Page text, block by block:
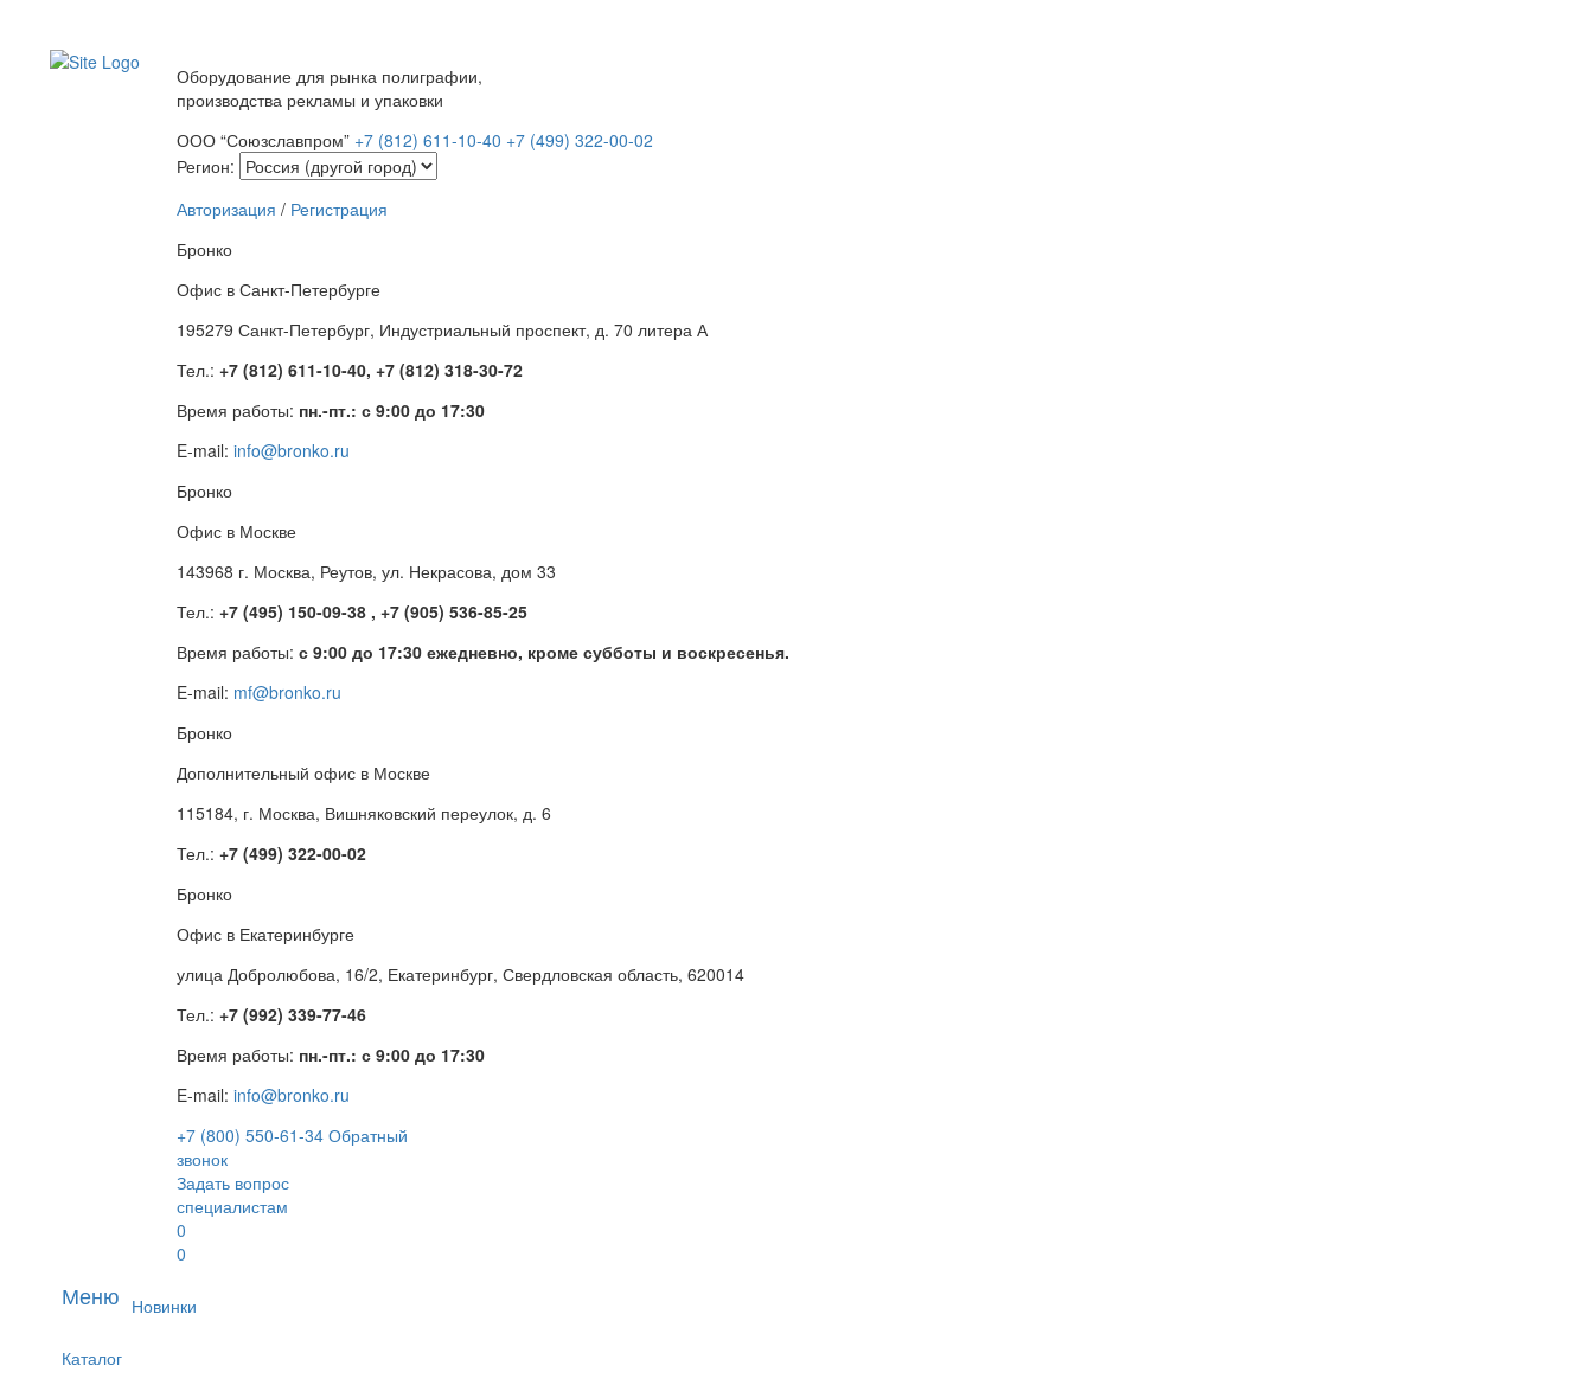
Оборудование для рынка полиграфии,
производства рекламы и упаковки
ООО “Союзславпром” +7 (812) 611-10-40 +7 (499) 322-00-02
Регион:
Авторизация / Регистрация
Бронко
Офис в Санкт-Петербурге
195279 Санкт-Петербург, Индустриальный проспект, д. 70 литера А
Тел.: +7 (812) 611-10-40, +7 (812) 318-30-72
Время работы: пн.-пт.: с 9:00 до 17:30
E-mail: info@bronko.ru
Бронко
Офис в Москве
143968 г. Москва, Реутов, ул. Некрасова, дом 33
Тел.: +7 (495) 150-09-38 , +7 (905) 536-85-25
Время работы: с 9:00 до 17:30 ежедневно, кроме субботы и воскресенья.
E-mail: mf@bronko.ru
Бронко
Дополнительный офис в Москве
115184, г. Москва, Вишняковский переулок, д. 6
Тел.: +7 (499) 322-00-02
Бронко
Офис в Екатеринбурге
улица Добролюбова, 16/2, Екатеринбург, Свердловская область, 620014
Тел.: +7 (992) 339-77-46
Время работы: пн.-пт.: с 9:00 до 17:30
E-mail: info@bronko.ru
+7 (800) 550-61-34 Обратный
звонок
Задать вопрос
специалистам
0
0
Меню Новинки
Каталог